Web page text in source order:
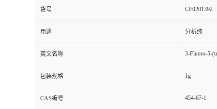
货号 CF0201392
用途 分析纯
英文名称 3-Fluoro-5-
包装规格 1g
CAS编号 454-67-1